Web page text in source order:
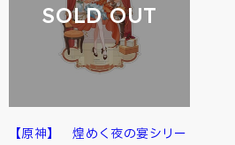
SOLD OUT
【原神】 煌めく夜の宴シリー